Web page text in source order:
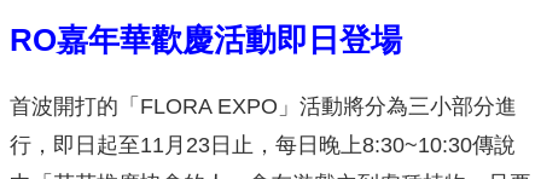
RO嘉年華歡慶活動即日登場
首波開打的「FLORA EXPO」活動將分為三小部分進
行，即日起至11月23日止，每日晚上8:30~10:30傳說